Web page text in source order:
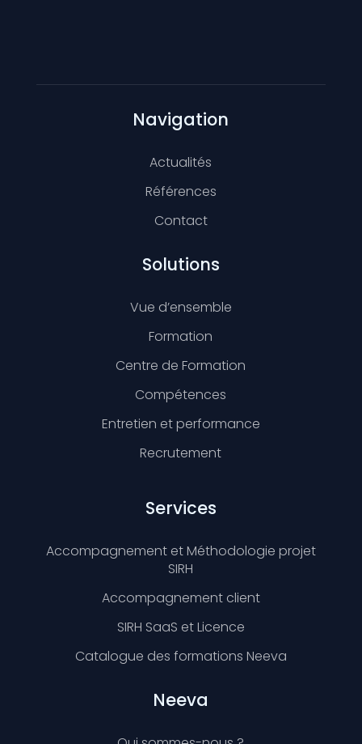
Navigation
Actualités
Références
Contact
Solutions
Vue d’ensemble
Formation
Centre de Formation
Compétences
Entretien et performance
Recrutement
Services
Accompagnement et Méthodologie projet
SIRH
Accompagnement client
SIRH SaaS et Licence
Catalogue des formations Neeva
Neeva